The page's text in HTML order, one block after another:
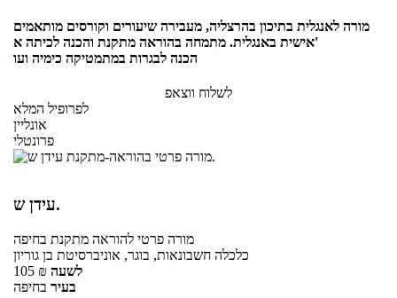
מורה לאנגלית בתיכון בהרצליה, מעבירה שיעורים וקורסים מותאמים
אישית באנגלית. מתמחה בהוראה מתקנת והכנה לכיתה א'
הכנה לבגרות במתמטיקה כימיה ועו
לשלוח ווצאפ
לפרופיל המלא
אונליין
פרונטלי
עידן ש.
מורה פרטי להוראה מתקנת בחיפה
כלכלה חשבונאות, בוגר, אוניברסיטת בן גוריון
105 ₪ לשעה
בעיר בחיפה